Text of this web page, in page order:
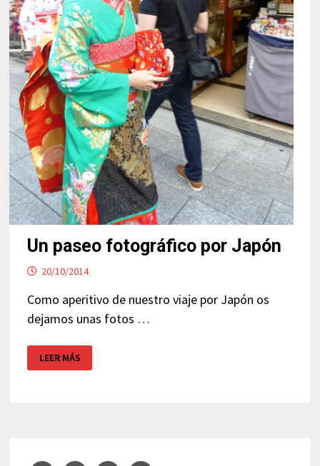
Un paseo fotográfico por Japón
20/10/2014
Como aperitivo de nuestro viaje por Japón os
dejamos unas fotos …
UN
PASEO
FOTOGRÁFICO
LEER MÁS